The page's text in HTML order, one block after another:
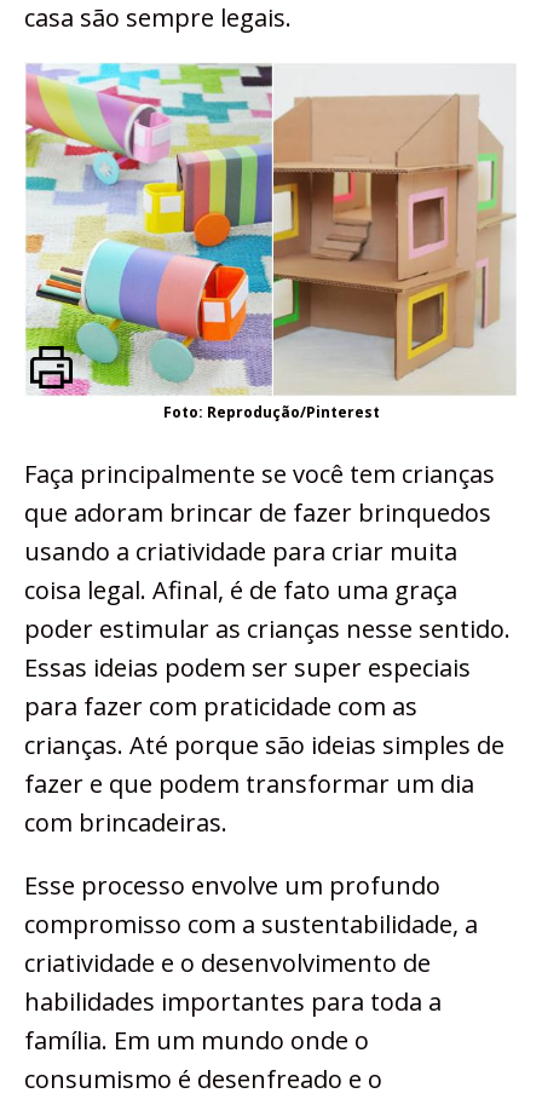
casa são sempre legais.
Foto: Reprodução/Pinterest
Faça principalmente se você tem crianças
que adoram brincar de fazer brinquedos
usando a criatividade para criar muita
coisa legal. Afinal, é de fato uma graça
poder estimular as crianças nesse sentido.
Essas ideias podem ser super especiais
para fazer com praticidade com as
crianças. Até porque são ideias simples de
fazer e que podem transformar um dia
com brincadeiras.
Esse processo envolve um profundo
compromisso com a sustentabilidade, a
criatividade e o desenvolvimento de
habilidades importantes para toda a
família. Em um mundo onde o
consumismo é desenfreado e o